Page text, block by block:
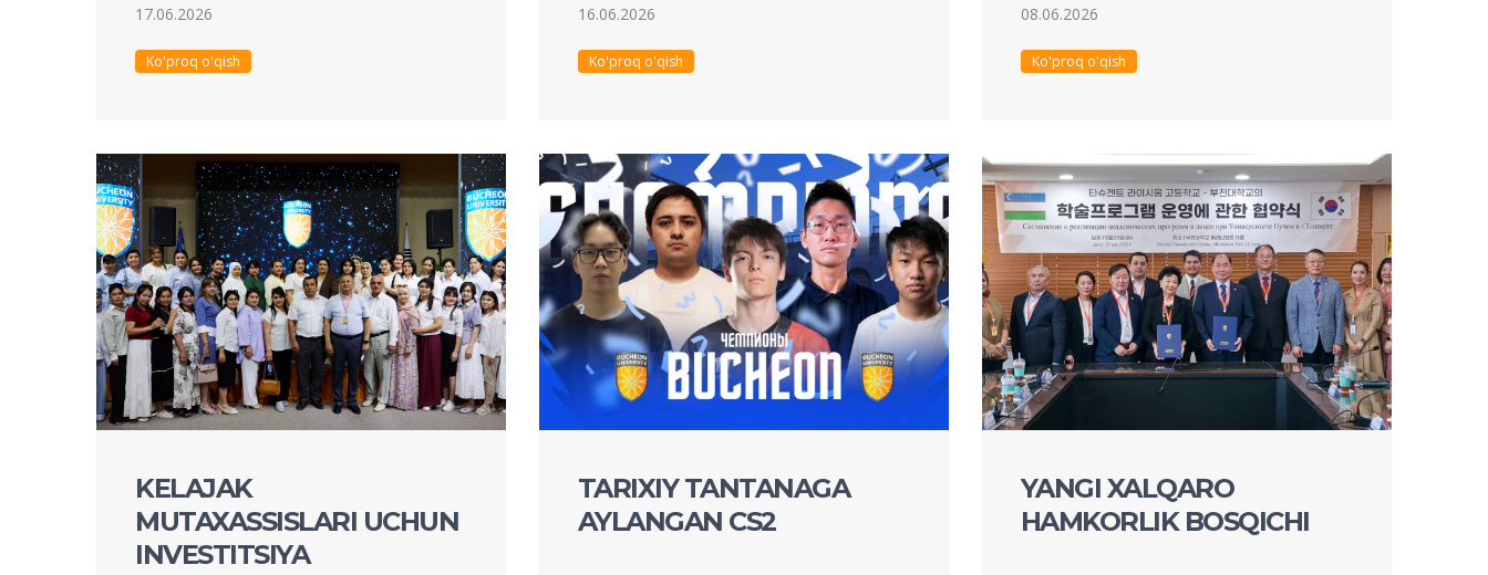
17.06.2026
Ko'proq o'qish
16.06.2026
Ko'proq o'qish
08.06.2026
Ko'proq o'qish
KELAJAK
MUTAXASSISLARI UCHUN
INVESTITSIYA
TARIXIY TANTANAGA
AYLANGAN CS2
YANGI XALQARO
HAMKORLIK BOSQICHI